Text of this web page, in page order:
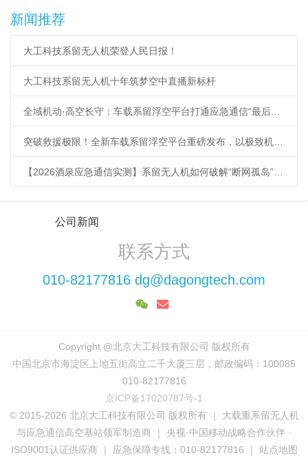
新闻推荐
大工科技系留无人机荣登人民日报！
大工科技系留无人机十年筑梦空中直播新标杆
全域机动·高空长守：车载系留浮空平台打通应急通信“最后一公里”
突破救援极限！全新车载系留浮空平台重磅发布，以极致机动响应重塑低空应急新标杆
【2026酒泉应急通信实测】系留无人机如何破解“断网孤岛”难题？
公司新闻
联系方式
010-82177816 dg@dagongtech.com
Copyright @北京大工科技有限公司 版权所有
中国北京市海淀区上地五街高立二千大厦三层，邮政编码：100085
010-82177816
京ICP备17020787号-1
© 2015-2026 北京大工科技有限公司 版权所有 ｜ 大载重系留无人机
与应急通信高空基站领军制造商 ｜ 央视·中国移动战略合作伙伴 ·
ISO9001认证供应商 ｜ 应急保障专线：010-82177816 ｜ 站点地图